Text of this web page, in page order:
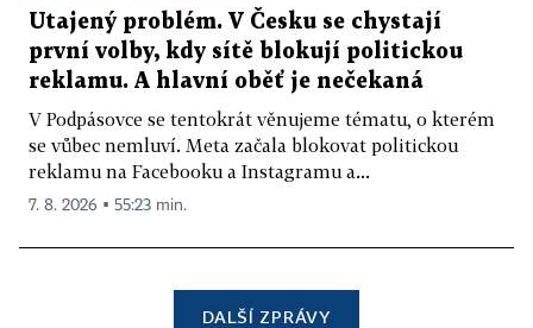
Utajený problém. V Česku se chystají
první volby, kdy sítě blokují politickou
reklamu. A hlavní oběť je nečekaná
V Podpásovce se tentokrát věnujeme tématu, o kterém
se vůbec nemluví. Meta začala blokovat politickou
reklamu na Facebooku a Instagramu a...
7. 8. 2026 ▪ 55:23 min.
DALŠÍ ZPRÁVY